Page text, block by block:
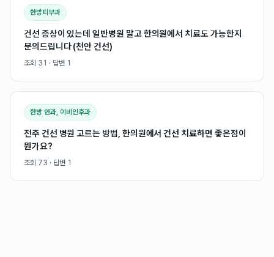
한방피부과
건선 증상이 있는데 일반병원 말고 한의원에서 치료도 가능한지
문의드립니다 (천안 건선)
조회 31 · 답변 1
한방 안과, 이비인후과
전주 건선 병원 고르는 방법, 한의원에서 건선 치료하면 좋은점이
뭔가요?
조회 73 · 답변 1